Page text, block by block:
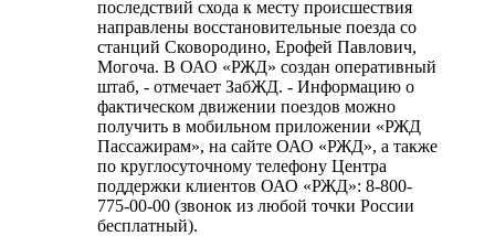
последствий схода к месту происшествия
направлены восстановительные поезда со
станций Сковородино, Ерофей Павлович,
Могоча. В ОАО «РЖД» создан оперативный
штаб, - отмечает ЗабЖД. - Информацию о
фактическом движении поездов можно
получить в мобильном приложении «РЖД
Пассажирам», на сайте ОАО «РЖД», а также
по круглосуточному телефону Центра
поддержки клиентов ОАО «РЖД»: 8-800-
775-00-00 (звонок из любой точки России
бесплатный).